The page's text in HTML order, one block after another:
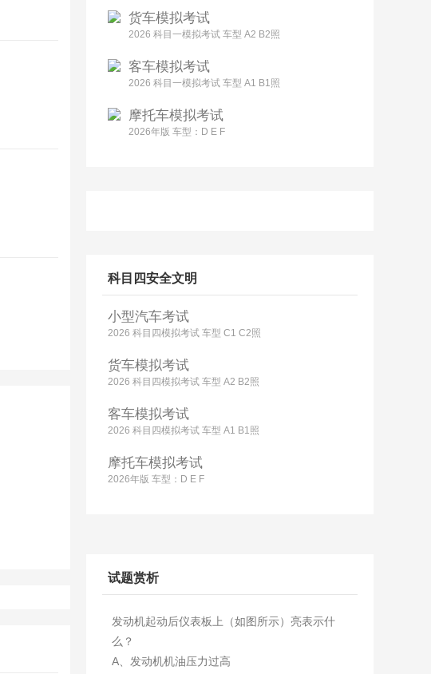
货车模拟考试
2026 科目一模拟考试 车型 A2 B2照
客车模拟考试
2026 科目一模拟考试 车型 A1 B1照
摩托车模拟考试
2026年版 车型：D E F
科目四安全文明
小型汽车考试
2026 科目四模拟考试 车型 C1 C2照
货车模拟考试
2026 科目四模拟考试 车型 A2 B2照
客车模拟考试
2026 科目四模拟考试 车型 A1 B1照
摩托车模拟考试
2026年版 车型：D E F
试题赏析
发动机起动后仪表板上（如图所示）亮表示什
么？
A、发动机机油压力过高